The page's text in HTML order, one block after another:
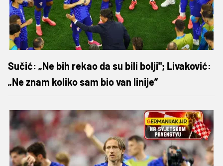
Sučić: „Ne bih rekao da su bili bolji"; Livaković:
„Ne znam koliko sam bio van linije”